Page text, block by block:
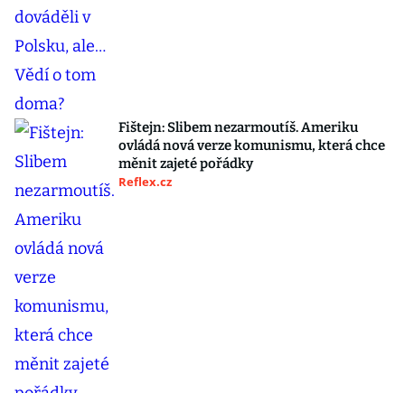
Fištejn: Slibem nezarmoutíš. Ameriku
ovládá nová verze komunismu, která chce
měnit zajeté pořádky
Reflex.cz